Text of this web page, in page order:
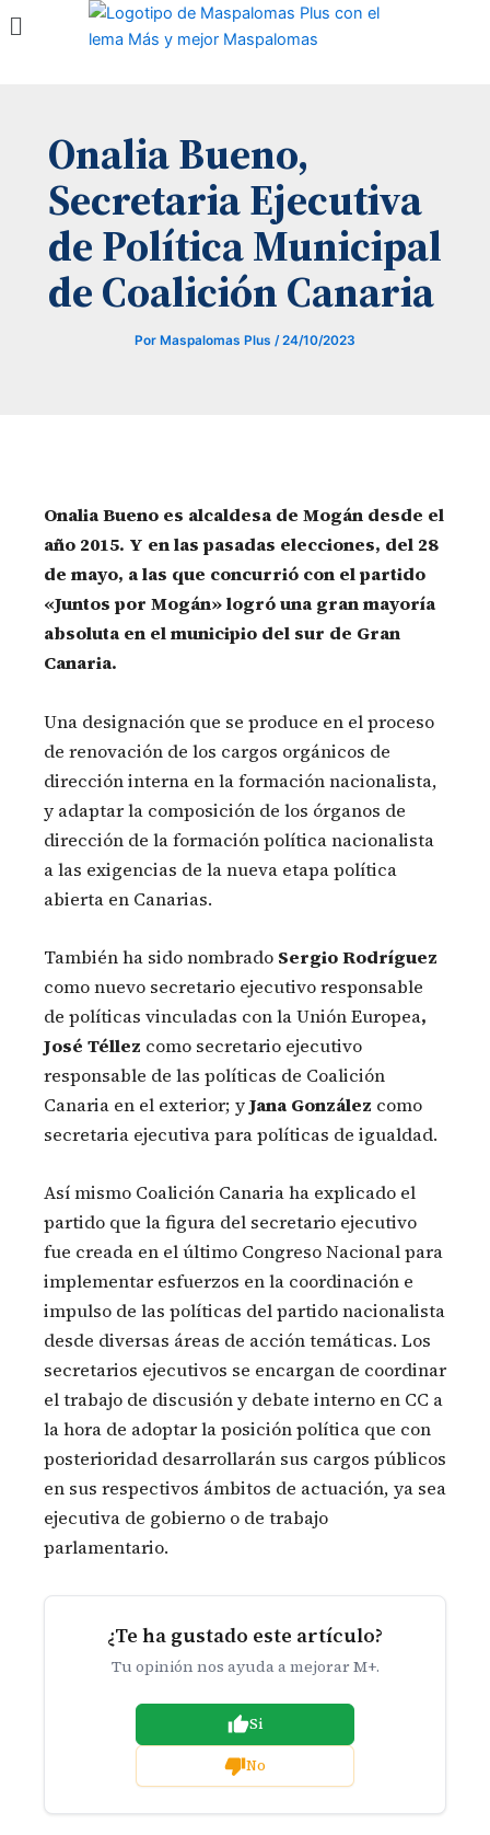
Menú
Onalia Bueno,
Secretaria Ejecutiva
de Política Municipal
de Coalición Canaria
Por Maspalomas Plus /24/10/2023
Onalia Bueno es alcaldesa de Mogán desde el
año 2015. Y en las pasadas elecciones, del 28
de mayo, a las que concurrió con el partido
«Juntos por Mogán» logró una gran mayoría
absoluta en el municipio del sur de Gran
Canaria.
Una designación que se produce en el proceso
de renovación de los cargos orgánicos de
dirección interna en la formación nacionalista,
y adaptar la composición de los órganos de
dirección de la formación política nacionalista
a las exigencias de la nueva etapa política
abierta en Canarias.
También ha sido nombrado Sergio Rodríguez
como nuevo secretario ejecutivo responsable
de políticas vinculadas con la Unión Europea,
José Téllez como secretario ejecutivo
responsable de las políticas de Coalición
Canaria en el exterior; yJana González como
secretaria ejecutiva para políticas de igualdad.
Así mismo Coalición Canaria ha explicado el
partido que la figura del secretario ejecutivo
fue creada en el último Congreso Nacional para
implementar esfuerzos en la coordinación e
impulso de las políticas del partido nacionalista
desde diversas áreas de acción temáticas. Los
secretarios ejecutivos se encargan de coordinar
el trabajo de discusión y debate interno en CC a
la hora de adoptar la posición política que con
posterioridad desarrollarán sus cargos públicos
en sus respectivos ámbitos de actuación, ya sea
ejecutiva de gobierno o de trabajo
parlamentario.
¿Te ha gustado este artículo?
Tu opinión nos ayuda a mejorar M+.
Si
No